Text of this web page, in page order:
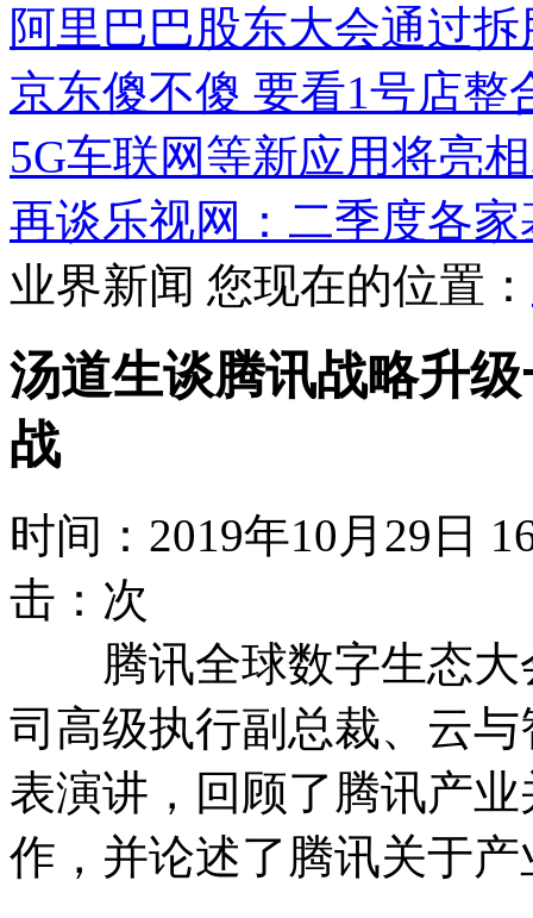
阿里巴巴股东大会通过
京东傻不傻 要看1号店整
5G车联网等新应用将亮
再谈乐视网：二季度各
业界新闻 您现在的位置：
汤道生谈腾讯战略升
战
时间：2019年10月29
击： 次
腾讯全球数字生态大
司高级执行副总裁、云
表演讲，回顾了腾讯产
作，并论述了腾讯关于